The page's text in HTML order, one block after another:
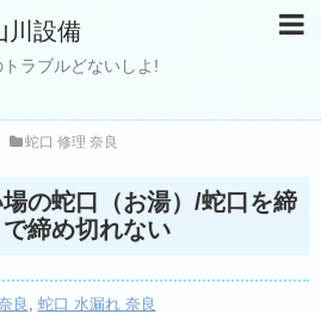
川設備
ラブルどないしよ!
蛇口 修理 奈良
の蛇口（お湯）/蛇口を締
締め切れない
良 , 蛇口 水漏れ 奈良